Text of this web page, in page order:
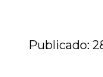
Publicado: